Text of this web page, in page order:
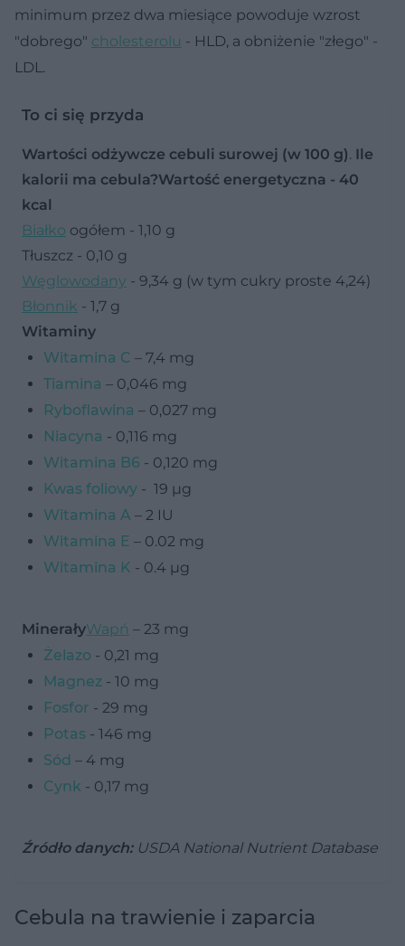
minimum przez dwa miesiące powoduje wzrost
"dobrego" cholesterolu - HLD, a obniżenie "złego" -
LDL.
To ci się przyda
Wartości odżywcze cebuli surowej (w 100 g). Ile
kalorii ma cebula?Wartość energetyczna - 40
kcal
Białko ogółem - 1,10 g
Tłuszcz - 0,10 g
Węglowodany - 9,34 g (w tym cukry proste 4,24)
Błonnik - 1,7 g
Witaminy
Witamina C – 7,4 mg
Tiamina – 0,046 mg
Ryboflawina – 0,027 mg
Niacyna - 0,116 mg
Witamina B6 - 0,120 mg
Kwas foliowy - 19 µg
Witamina A – 2 IU
Witamina E – 0.02 mg
Witamina K - 0.4 µg
MinerałyWapń – 23 mg
Żelazo - 0,21 mg
Magnez - 10 mg
Fosfor - 29 mg
Potas - 146 mg
Sód – 4 mg
Cynk - 0,17 mg
Źródło danych:USDA National Nutrient Database
Cebula na trawienie i zaparcia